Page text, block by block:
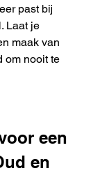
past bij
Laat je
maak van
om nooit te
een
en